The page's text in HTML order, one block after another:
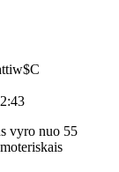
vyro nuo 55